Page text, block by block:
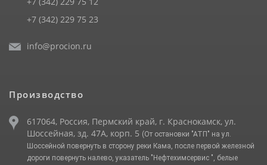
+7 (342) 229 75 23
info@procion.ru
Производство
617064, Россия, Пермский край, г. Краснокамск, ул.
Шоссейная, зд. 47А, корп. 5 (От остановки "АТП" на ул.
Шоссейной повернуть в сторону реки Кама, после первой железной
дороги повернуть налево, указатель "Нефтехимсервис ", белые